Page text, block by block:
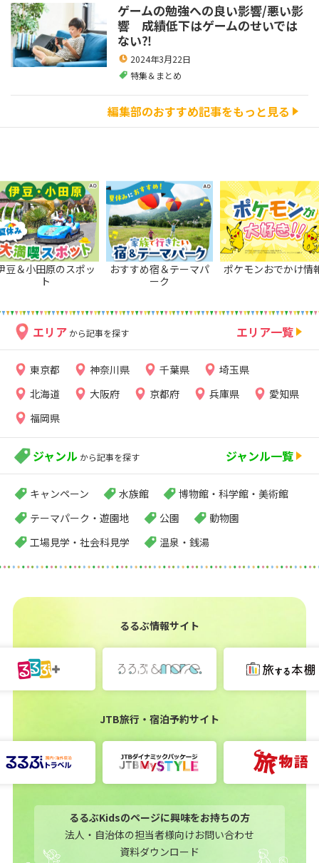
ゲームの勉強への良い影響/悪い影
響 成績低下はゲームのせいでは
ない⁈
2024年3月22日
特集＆まとめ
編集部のおすすめ記事をもっと見る
豆＆小田原のスポッ
ト
おすすめ宿＆テーマパ
ーク
ポケモンおでかけ情
エリア から記事を探す エリア一覧
東京都 神奈川県 千葉県
埼玉県
北海道
大阪府 京都府 兵庫県
愛知県
福岡県
ジャンル から記事を探す ジャンル一覧
キャンペーン 水族館
博物館・科学館・美術館
テーマパーク・遊園地
公園
動物園
工場見学・社会科見学
温泉・銭湯
るるぶ情報サイト
JTB旅行・宿泊予約サイト
るるぶKidsのページに興味をお持ちの方
法人・自治体の担当者様向けお問い合わせ
資料ダウンロード